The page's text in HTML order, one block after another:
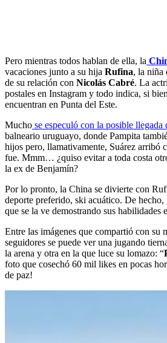
Pero mientras todos hablan de ella, la
vacaciones junto a su hija Rufina, la niña
de su relación con Nicolás Cabré. La
postales en Instagram y todo indica, si
encuentran en Punta del Este.
Mucho se especuló con la posible llegada
balneario uruguayo, donde Pampita
hijos pero, llamativamente, Suárez arribó
fue. Mmm… ¿quiso evitar a toda costa
la ex de Benjamín?
Por lo pronto, la China se divierte con
deporte preferido, ski acuático. De
que se la ve demostrando sus habilidades
Entre las imágenes que compartió con su
seguidores se puede ver una jugando
la arena y otra en la que luce su lomazo: “
foto que cosechó 60 mil likes en pocas
de paz!